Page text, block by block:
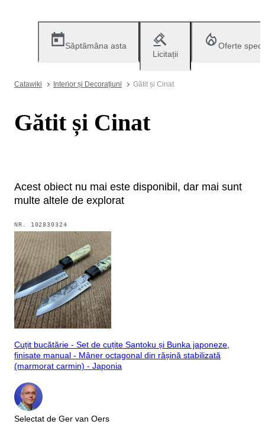
Săptămâna asta
Licitații
Oferte
Catawiki Interior și Decorațiuni Gătit și Cinat
Gătit și Cinat
Acest obiect nu mai este disponibil, dar mai sunt
multe altele de explorat
NR. 102830324
Cuțit bucătărie - Set de cuțite Santoku și Bunka japoneze,
finisate manual - Mâner octagonal din rășină stabilizată
(marmorat carmin) - Japonia
Selectat de Ger van Oers